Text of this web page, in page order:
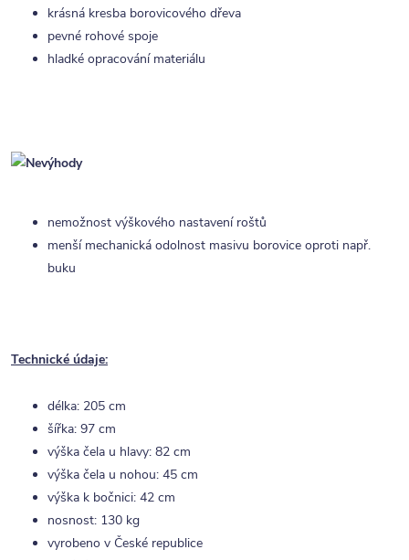
krásná kresba borovicového dřeva
pevné rohové spoje
hladké opracování materiálu
nemožnost výškového nastavení roštů
menší mechanická odolnost masivu borovice oproti např.
buku
Technické údaje:
délka: 205 cm
šířka: 97 cm
výška čela u hlavy: 82 cm
výška čela u nohou: 45 cm
výška k bočnici: 42 cm
nosnost: 130 kg
vyrobeno v České republice